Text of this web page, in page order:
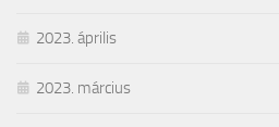
2023. április
2023. március